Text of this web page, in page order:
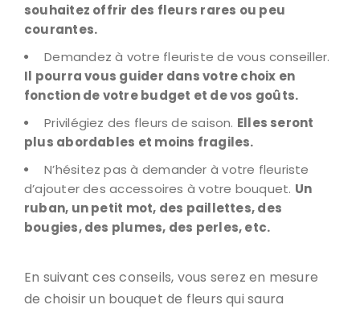
souhaitez offrir des fleurs rares ou peu
courantes.
Demandez à votre fleuriste de vous conseiller.
Il pourra vous guider dans votre choix en
fonction de votre budget et de vos goûts.
Privilégiez des fleurs de saison. Elles seront
plus abordables et moins fragiles.
N’hésitez pas à demander à votre fleuriste
d’ajouter des accessoires à votre bouquet. Un
ruban, un petit mot, des paillettes, des
bougies, des plumes, des perles, etc.
En suivant ces conseils, vous serez en mesure
de choisir un bouquet de fleurs qui saura